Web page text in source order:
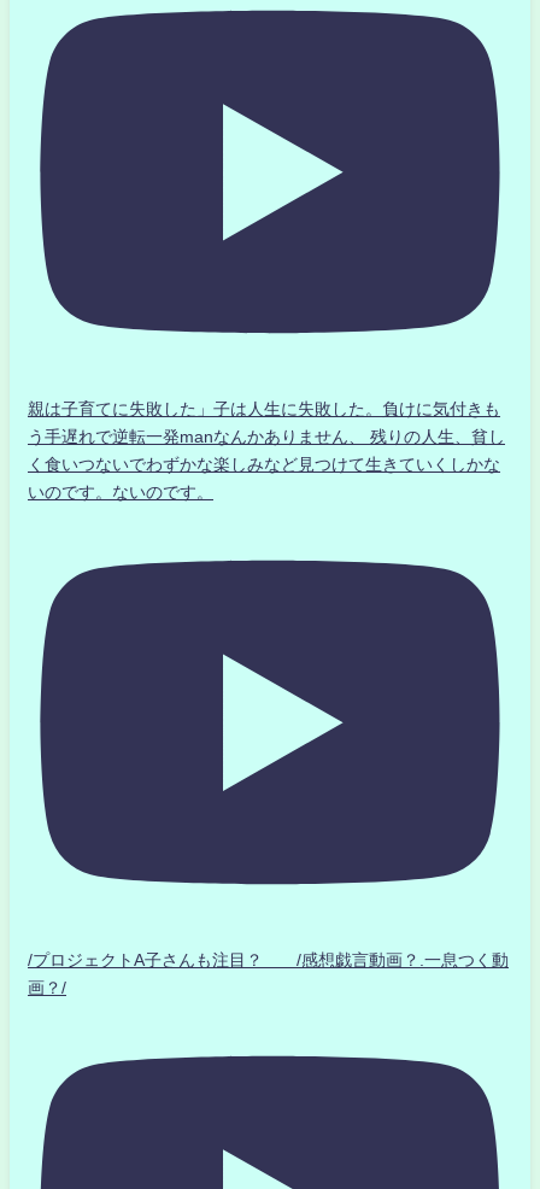
親は子育てに失敗した」子は人生に失敗した。負けに気付きも
う手遅れで逆転一発manなんかありません、 残りの人生、貧し
く食いつないでわずかな楽しみなど見つけて生きていくしかな
いのです。ないのです。
/プロジェクトA子さんも注目？ /感想戯言動画？.一息つく動
画？/